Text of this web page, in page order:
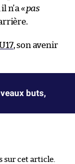
n’a «pas
, son avenir
buts,
sur cet article.